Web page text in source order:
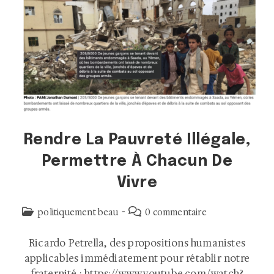
Rendre La Pauvreté Illégale,
Permettre À Chacun De
Vivre
politiquement beau 0 commentaire
Ricardo Petrella, des propositions humanistes
applicables immédiatement pour rétablir notre